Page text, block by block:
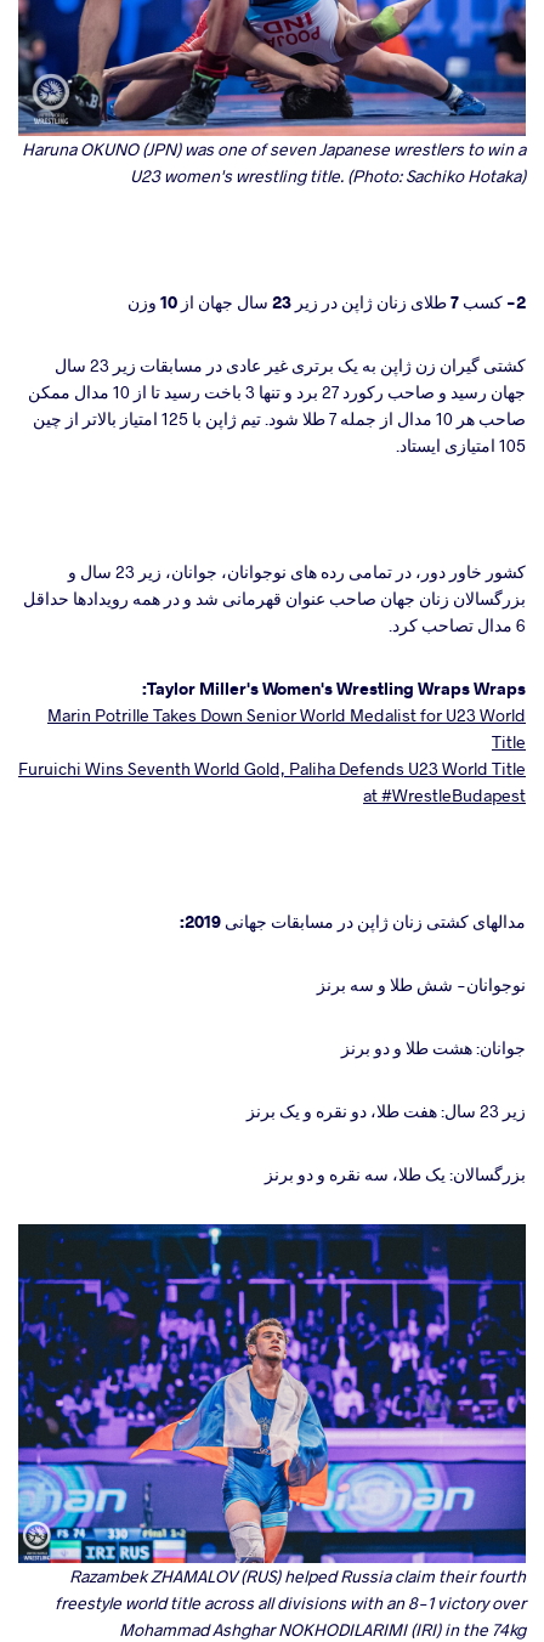
Haruna OKUNO (JPN) was one of seven Japanese wrestlers to win a
U23 women's wrestling title. (Photo: Sachiko Hotaka)
2- کسب 7 طلای زنان ژاپن در زیر 23 سال جهان از 10 وزن
کشتی گیران زن ژاپن به یک برتری غیر عادی در مسابقات زیر 23 سال
جهان رسید و صاحب رکورد 27 برد و تنها 3 باخت رسید تا از 10 مدال ممکن
صاحب هر 10 مدال از جمله 7 طلا شود. تیم ژاپن با 125 امتیاز بالاتر از چین
105 امتیازی ایستاد.
کشور خاور دور، در تمامی رده های نوجوانان، جوانان، زیر 23 سال و
بزرگسالان زنان جهان صاحب عنوان قهرمانی شد و در همه رویدادها حداقل
6 مدال تصاحب کرد.
Taylor Miller's Women's Wrestling Wraps Wraps:
Marin Potrille Takes Down Senior World Medalist for U23 World
Title
Furuichi Wins Seventh World Gold, Paliha Defends U23 World Title
at #WrestleBudapest
مدالهای کشتی زنان ژاپن در مسابقات جهانی 2019:
نوجوانان- شش طلا و سه برنز
جوانان: هشت طلا و دو برنز
زیر 23 سال: هفت طلا، دو نقره و یک برنز
بزرگسالان: یک طلا، سه نقره و دو برنز
Razambek ZHAMALOV (RUS) helped Russia claim their fourth
freestyle world title across all divisions with an 8-1 victory over
Mohammad Ashghar NOKHODILARIMI (IRI) in the 74kg